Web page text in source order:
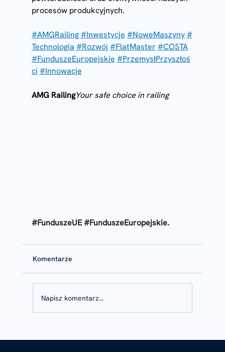
procesów produkcyjnych.
#AMGRailing #Inwestycje #NoweMaszyny #
Technologia #Rozwój #FlatMaster #COSTA
#FunduszeEuropejskie #PrzemysłPrzyszłoś
ci #Innowacje
AMG RailingYour safe choice in railing
#FunduszeUE #FunduszeEuropejskie.
Komentarze
Napisz komentarz...